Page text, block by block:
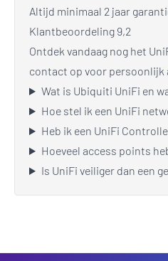
Altijd minimaal 2 jaar
Klantbeoordeling 9,2
Ontdek vandaag nog het
contact op voor persoonlijk
Wat is Ubiquiti UniFi en
Hoe stel ik een UniFi
Heb ik een UniFi
Hoeveel access points
Is UniFi veiliger dan een